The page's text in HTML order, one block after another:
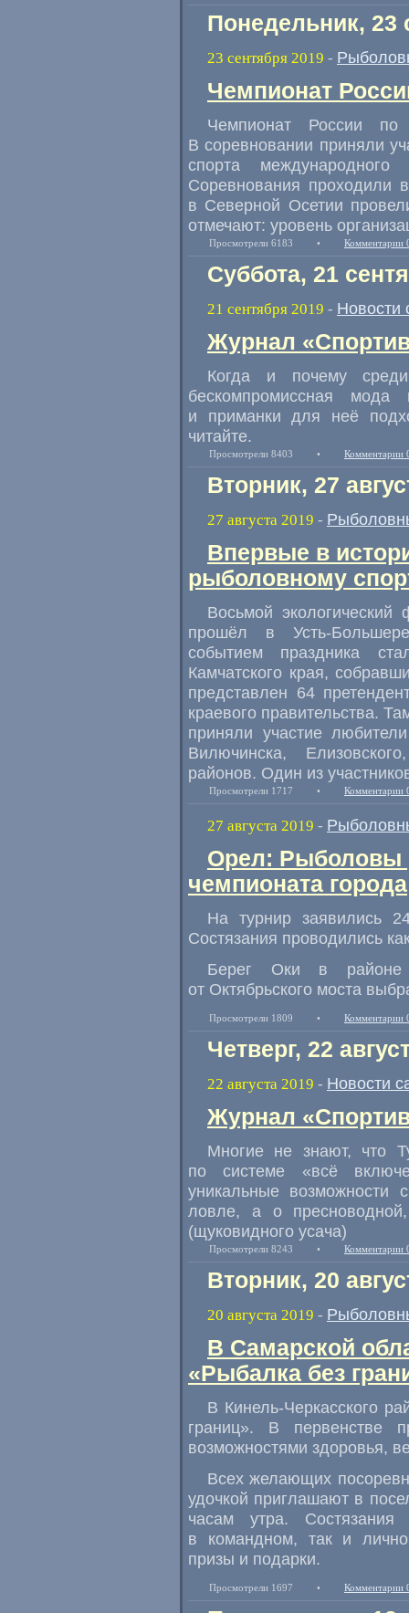
Понедельник, 23
23 сентября 2019 -
Чемпионат
Чемпионат России
В соревновании приняли
спорта
Соревнования проходили
в Северной Осетии
отмечают: уровень
Просмотрели 6183 • Комментарии
Суббота, 21
21 сентября 2019 - Новости
Журнал
Когда и почему среди
бескомпромиссная
и приманки для неё
читайте.
Просмотрели 8403 • Комментарии
Вторник, 27
27 августа 2019 -
Впервые в
рыболовному
Восьмой экологический
прошёл в Усть-
событием праздника
Камчатского края,
представлен 64
краевого правительства.
приняли участие
Вилючинска, Елизовского,
районов. Один из
Просмотрели 1717 • Комментарии
27 августа 2019 -
Орел: Рыболовы
чемпионата города
На турнир заявились
Состязания проводились
Берег Оки в районе
от Октябрьского моста
Просмотрели 1809 • Комментарии
Четверг, 22
22 августа 2019 - Новости
Журнал
Многие не знают, что
по системе «всё
уникальные возможности
ловле, а о
(щуковидного усача)
Просмотрели 8243 • Комментарии
Вторник, 20
20 августа 2019 -
В Самарской
«Рыбалка без
В Кинель-Черкасского
границ». В первенстве
возможностями здоровья,
Всех желающих
удочкой приглашают в
часам утра.
в командном,
так и
призы и подарки.
Просмотрели 1697 • Комментарии